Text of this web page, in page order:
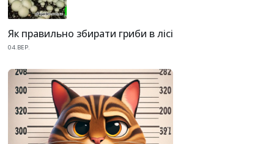
Як правильно збирати гриби в лісі
04.ВЕР.